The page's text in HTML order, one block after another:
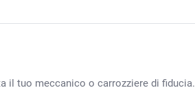
il tuo meccanico o carrozziere di fiducia.